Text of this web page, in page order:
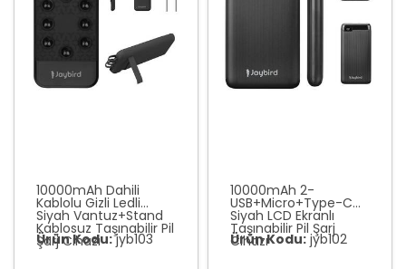
10000mAh Dahili
Kablolu Gizli Ledli
Siyah Vantuz+Stand
Kablosuz Taşınabilir Pil
Şarj Cihazı
Ürün Kodu:jyb103
10000mAh 2-
USB+Micro+Type-C
Siyah LCD Ekranlı
Taşınabilir Pil Şarj
Cihazı
Ürün Kodu: jyb102